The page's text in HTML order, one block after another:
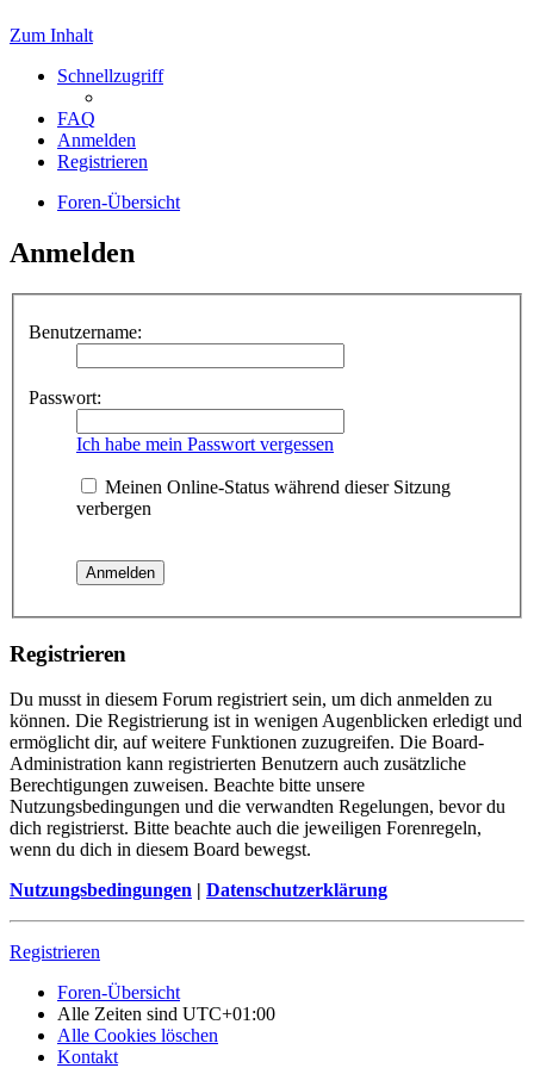
Zum Inhalt
Schnellzugriff
FAQ
Anmelden
Registrieren
Foren-Übersicht
Anmelden
Benutzername:
Passwort:
Ich habe mein Passwort vergessen
Meinen Online-Status während dieser Sitzung
verbergen
Registrieren
Du musst in diesem Forum registriert sein, um dich anmelden zu
können. Die Registrierung ist in wenigen Augenblicken erledigt und
ermöglicht dir, auf weitere Funktionen zuzugreifen. Die Board-
Administration kann registrierten Benutzern auch zusätzliche
Berechtigungen zuweisen. Beachte bitte unsere
Nutzungsbedingungen und die verwandten Regelungen, bevor du
dich registrierst. Bitte beachte auch die jeweiligen Forenregeln,
wenn du dich in diesem Board bewegst.
Nutzungsbedingungen | Datenschutzerklärung
Registrieren
Foren-Übersicht
Alle Zeiten sind UTC+01:00
Alle Cookies löschen
Kontakt